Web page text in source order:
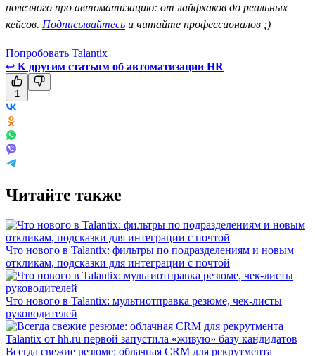
полезного про автоматизацию: от лайфхаков до реальных
кейсов. Подписывайтесь и читайте профессионалов ;)
Попробовать Talantix
↩ К другим статьям об автоматизации HR
1
Читайте также
Что нового в Talantix: фильтры по подразделениям и новым
откликам, подсказки для интеграции с почтой
Что нового в Talantix: мультиотправка резюме, чек-листы
руководителей
Всегда свежие резюме: облачная CRM для рекрутмента